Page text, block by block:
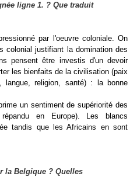
ligne 1. ? Que traduit
par l'oeuvre coloniale. On
colonial justifiant la domination des
pensent être investis d'un devoir
les bienfaits de la civilisation (paix
langue, religion, santé) : la bonne
un sentiment de supériorité des
en Europe). Les blancs
tandis que les Africains en sont
la Belgique ? Quelles